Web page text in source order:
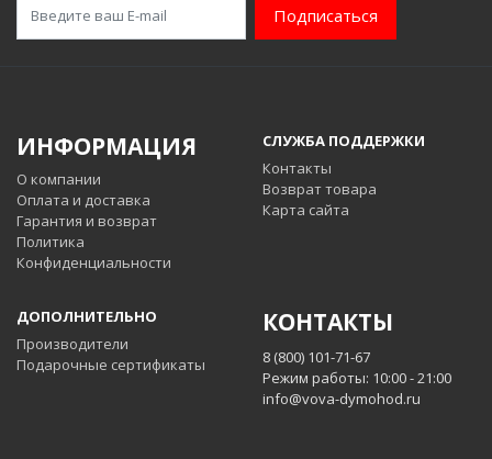
Подписаться
ИНФОРМАЦИЯ
О компании
Оплата и доставка
Гарантия и возврат
Политика
Конфиденциальности
СЛУЖБА ПОДДЕРЖКИ
Контакты
Возврат товара
Карта сайта
ДОПОЛНИТЕЛЬНО
Производители
Подарочные сертификаты
КОНТАКТЫ
8 (800) 101-71-67
Режим работы: 10:00 - 21:00
info@vova-dymohod.ru